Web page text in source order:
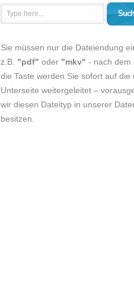
Sie müssen nur die Dateiendung
z.B. "pdf" oder "mkv" - nach dem
die Taste werden Sie sofort auf die
Unterseite weitergeleitet –
wir diesen Dateityp in unserer
besitzen.